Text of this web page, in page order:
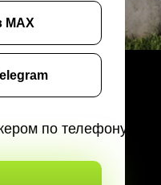
MAX
по телефону